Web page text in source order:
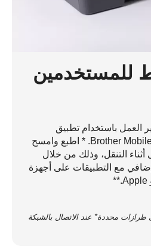
للمستخدمين
باستخدام تطبيق
Brother Mobile Connect. * اطبع وامسح
التنقل، وذلك من خلال
مع التطبيقات على أجهزة
محددة* عند الاتصال بالشبكة